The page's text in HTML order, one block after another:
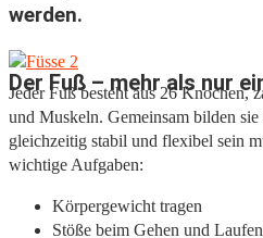
werden.
Der Fuß – mehr als nur
Jeder Fuß besteht aus 26 Knochen,
und Muskeln. Gemeinsam bilden
gleichzeitig stabil und flexibel sein
wichtige Aufgaben:
Körpergewicht tragen
Stöße beim Gehen und